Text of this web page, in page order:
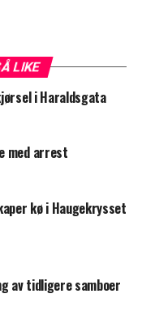
LIKE
i Haraldsgata
med arrest
kø i Haugekrysset
av tidligere samboer